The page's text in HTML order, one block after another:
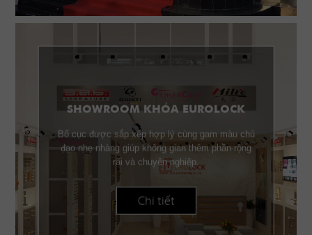
SHOWROOM KHÓA EUROLOCK
Bố cục được sắp xếp hợp lý cùng gam màu chủ
đạo nhẹ nhàng giúp không gian thêm phần rộng
rãi và chuyên nghiệp.
Chi tiết